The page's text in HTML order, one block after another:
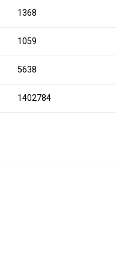
1368
1059
5638
1402784